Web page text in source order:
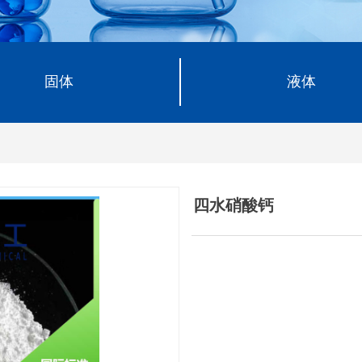
固体 液体
四水硝酸钙